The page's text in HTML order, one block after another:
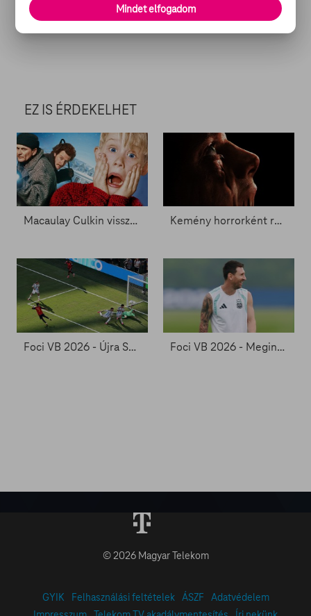
AJÁNLATAINK
EZ IS ÉRDEKELHET
Macaulay Culkin visszatérhet Kevinként - Zacc nélkül 2096. Kemény horrorként rúghatja be az ajtót Agyagpofa - Zacc nélkül 2093.
Foci VB 2026 - Újra Spanyolország a futballvilág trónján Foci VB 2026 - Megint a végén jön a dráma?
© 2026 Magyar Telekom
GYIK Felhasználási feltételek ÁSZF
Adatvédelem
Mindet elfogadom